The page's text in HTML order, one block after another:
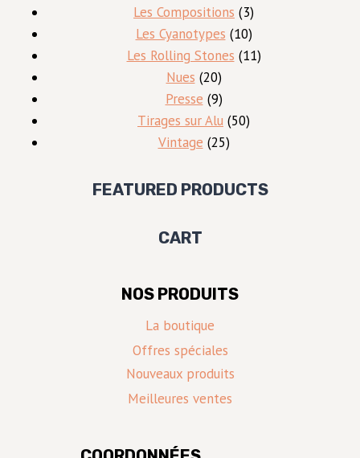
produits
Les Compositions 33
produits
Les Cyanotypes 1010
produits
Les Rolling Stones 1111
Nues 2020
produits
Presse 99
produits
Tirages sur Alu 5050
Vintage 2525
FEATURED PRODUCTS
CART
NOS PRODUITS
La boutique
Offres spéciales
Nouveaux produits
Meilleures ventes